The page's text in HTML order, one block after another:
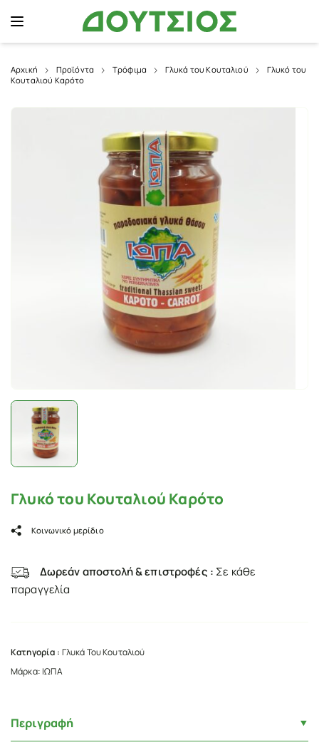
Αρχική Προϊόντα Τρόφιμα Γλυκά του Κουταλιού
Γλυκό του
Κουταλιού Καρότο
Γλυκό του Κουταλιού Καρότο
Κοινωνικό μερίδιο
Δωρεάν αποστολή & επιστροφές : Σε κάθε
παραγγελία
Κατηγορία : Γλυκά Του Κουταλιού
Μάρκα: ΙΩΠΑ
Περιγραφή